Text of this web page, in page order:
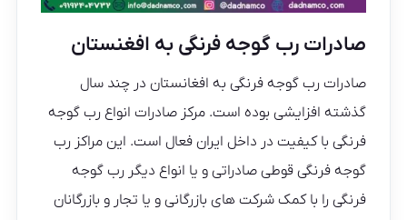
صادرات رب گوجه فرنگی به افغنستان
صادرات رب گوجه فرنگی به افغانستان در چند سال
گذشته افزایشی بوده است. مرکز صادرات انواع رب گوجه
فرنگی با کیفیت در داخل ایران فعال است. این مراکز رب
گوجه فرنگی قوطی صادراتی و یا انواع دیگر رب گوجه
فرنگی را با کمک شرکت های بازرگانی و یا تجار و بازرگانان